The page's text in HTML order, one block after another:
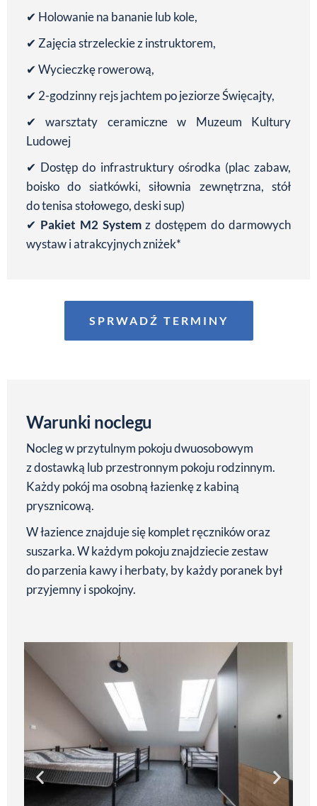
✔ Holowanie na bananie lub kole,
✔ Zajęcia strzeleckie z instruktorem,
✔ Wycieczkę rowerową,
✔ 2-godzinny rejs jachtem po jeziorze Święcajty,
✔ warsztaty ceramiczne w Muzeum Kultury
Ludowej
✔ Dostęp do infrastruktury ośrodka (plac zabaw,
boisko do siatkówki, siłownia zewnętrzna, stół
do tenisa stołowego, deski sup)
✔ Pakiet M2 Systemz dostępem do darmowych
wystaw i atrakcyjnych zniżek*
SPRWADŹ TERMINY
Warunki noclegu
Nocleg w przytulnym pokoju dwuosobowym
z dostawką lub przestronnym pokoju rodzinnym.
Każdy pokój ma osobną łazienkę z kabiną
prysznicową.
W łazience znajduje się komplet ręczników oraz
suszarka. W każdym pokoju znajdziecie zestaw
do parzenia kawy i herbaty, by każdy poranek był
przyjemny i spokojny.